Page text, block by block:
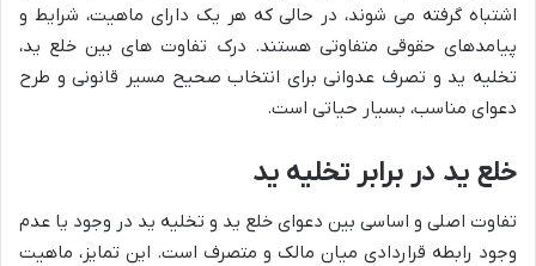
اشتباه گرفته می شوند، در حالی که هر یک دارای ماهیت، شرایط و
پیامدهای حقوقی متفاوتی هستند. درک تفاوت های بین خلع ید،
تخلیه ید و تصرف عدوانی برای انتخاب صحیح مسیر قانونی و طرح
دعوای مناسب، بسیار حیاتی است.
خلع ید در برابر تخلیه ید
تفاوت اصلی و اساسی بین دعوای خلع ید و تخلیه ید در وجود یا عدم
وجود رابطه قراردادی میان مالک و متصرف است. این تمایز، ماهیت